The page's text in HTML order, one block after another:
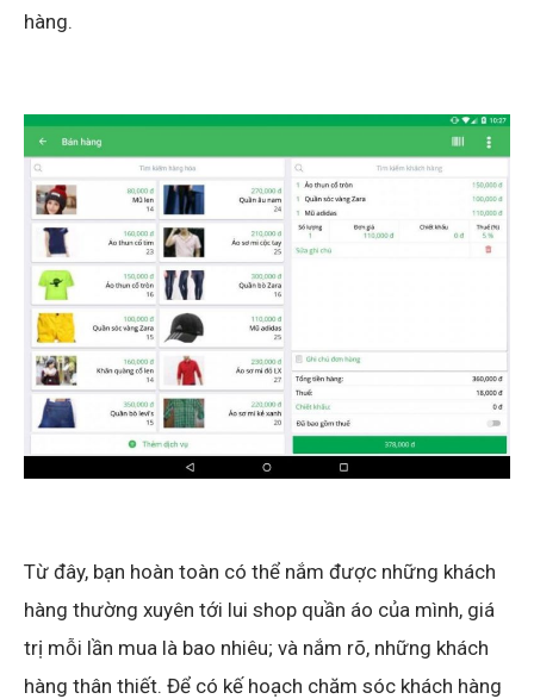
hàng.
Từ đây, bạn hoàn toàn có thể nắm được những khách
hàng thường xuyên tới lui shop quần áo của mình, giá
trị mỗi lần mua là bao nhiêu; và nắm rõ, những khách
hàng thân thiết. Để có kế hoạch chăm sóc khách hàng